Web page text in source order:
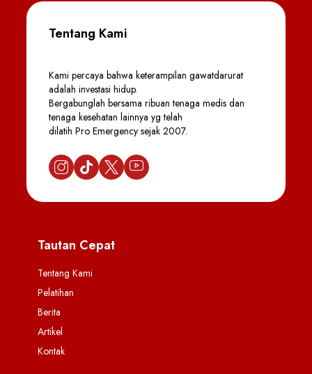
Tentang Kami
Kami percaya bahwa keterampilan gawatdarurat
adalah investasi hidup.
Bergabunglah bersama ribuan tenaga medis dan
tenaga kesehatan lainnya yg telah
dilatih Pro Emergency sejak 2007.
Tautan Cepat
Tentang Kami
Pelatihan
Berita
Artikel
Kontak